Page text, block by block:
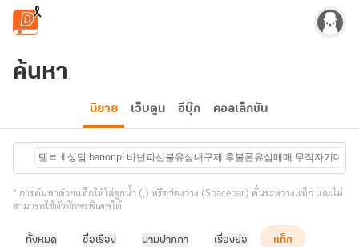
ข้ามไปยังเนื้อหาหลัก
ค้นหา
นิยาย เว็บตูน อีบุ๊ก คอลเล็กชัน
탤ㄹㅔ상담 banonpi 바넌피선불유심내구제 후불폰유심매매 무직자기대
* การค้นหาด้วยแท็กให้ใส่ลูกน้ำ (,) หรือช่องว่าง (Spacebar) คั่นระหว่างแท็ก และไม่
สามารถใช้ตัวอักษรพิเศษได้
ทั้งหมด ชื่อเรื่อง นามปากกา เรื่องย่อ แท็ก